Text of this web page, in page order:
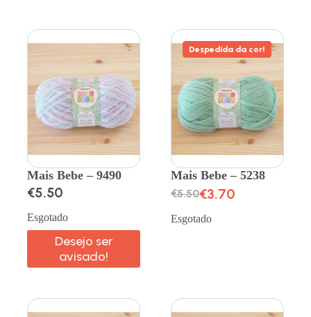
Mais Bebe – 9490
€5.50
Esgotado
Desejo ser
avisado!
Despedida da cor!
Mais Bebe – 5238
€5.50€3.70
Esgotado